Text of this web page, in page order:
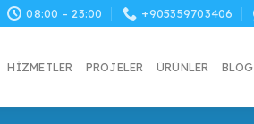
08:00 - 23:00 +905359703406
HIZMETLER PROJELER ÜRÜNLER BLOG